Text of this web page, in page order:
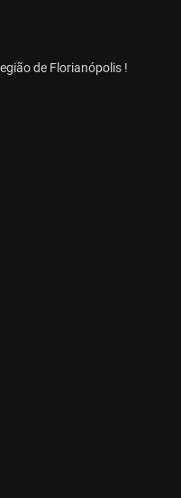
de Florianópolis !